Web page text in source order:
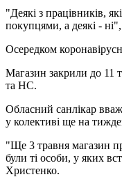
"Деякі з працівників,
покупцями, а деякі -
Осередком
Магазин закрили до 11
та НС.
Обласний санлікар
у колективі ще на
"Ще 3 травня магазин
були ті особи, у яких
Христенко.